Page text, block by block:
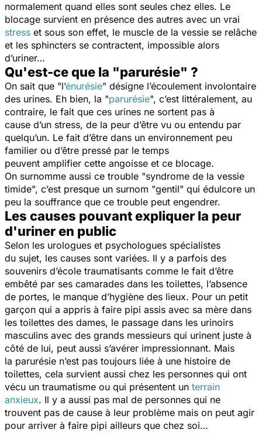
normalement quand elles sont seules chez elles. Le
blocage survient en présence des autres avec un vrai
stress et sous son effet, le muscle de la vessie se relâche
et les sphincters se contractent, impossible alors
d’uriner…
Qu'est-ce que la "parurésie" ?
On sait que "l’énurésie" désigne l’écoulement involontaire
des urines. Eh bien, la "parurésie", c’est littéralement, au
contraire, le fait que ces urines ne sortent pas à
cause d’un stress, de la peur d’être vu ou entendu par
quelqu’un. Le fait d’être dans un environnement peu
familier ou d’être pressé par le temps
peuvent amplifier cette angoisse et ce blocage.
On surnomme aussi ce trouble "syndrome de la vessie
timide", c’est presque un surnom "gentil" qui édulcore un
peu la souffrance que ce trouble peut engendrer.
Les causes pouvant expliquer la peur
d'uriner en public
Selon les urologues et psychologues spécialistes
du sujet, les causes sont variées. Il y a parfois des
souvenirs d’école traumatisants comme le fait d’être
embêté par ses camarades dans les toilettes, l’absence
de portes, le manque d’hygiène des lieux. Pour un petit
garçon qui a appris à faire pipi assis avec sa mère dans
les toilettes des dames, le passage dans les urinoirs
masculins avec des grands messieurs qui urinent juste à
côté de lui, peut aussi s’avérer impressionnant. Mais
la parurésie n’est pas toujours liée à une histoire de
toilettes, cela survient aussi chez les personnes qui ont
vécu un traumatisme ou qui présentent un terrain
anxieux. Il y a aussi pas mal de personnes qui ne
trouvent pas de cause à leur problème mais on peut agir
pour arriver à faire pipi ailleurs que chez soi…